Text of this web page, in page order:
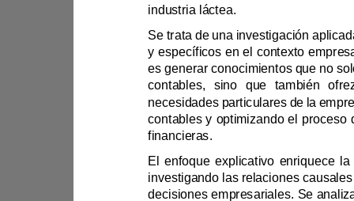
industria láctea.
co
financieras.